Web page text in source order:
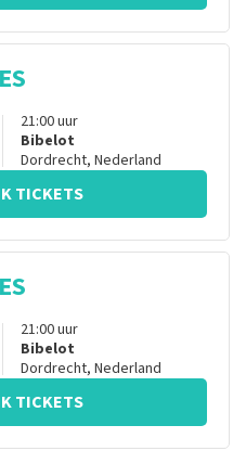
21:00uur
Bibelot
Dordrecht, Nederland
TICKETS
21:00uur
Bibelot
Dordrecht, Nederland
TICKETS